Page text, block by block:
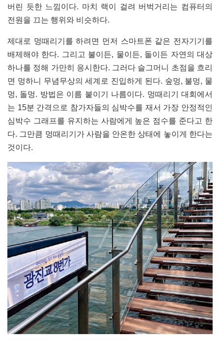
버린 듯한 느낌이다. 마치 랙이 걸려 버벅거리는 컴퓨터의
전원을 끄는 행위와 비슷하다.
제대로 멍때리기를 하려면 먼저 스마트폰 같은 전자기기를
배제해야 한다. 그리고 불이든, 물이든, 돌이든 자연의 대상
하나를 정해 가만히 응시한다. 그러다 슬그머니 초점을 흐리
면 멍하니 무념무상의 세계로 진입하게 된다. 숲멍, 불멍, 물
멍, 돌멍. 방법은 이름 붙이기 나름이다. 멍때리기 대회에서
는 15분 간격으로 참가자들의 심박수를 재서 가장 안정적인
심박수 그래프를 유지하는 사람에게 높은 점수를 준다고 한
다. 그만큼 멍때리기가 사람을 안온한 상태에 놓이게 한다는
것이다.